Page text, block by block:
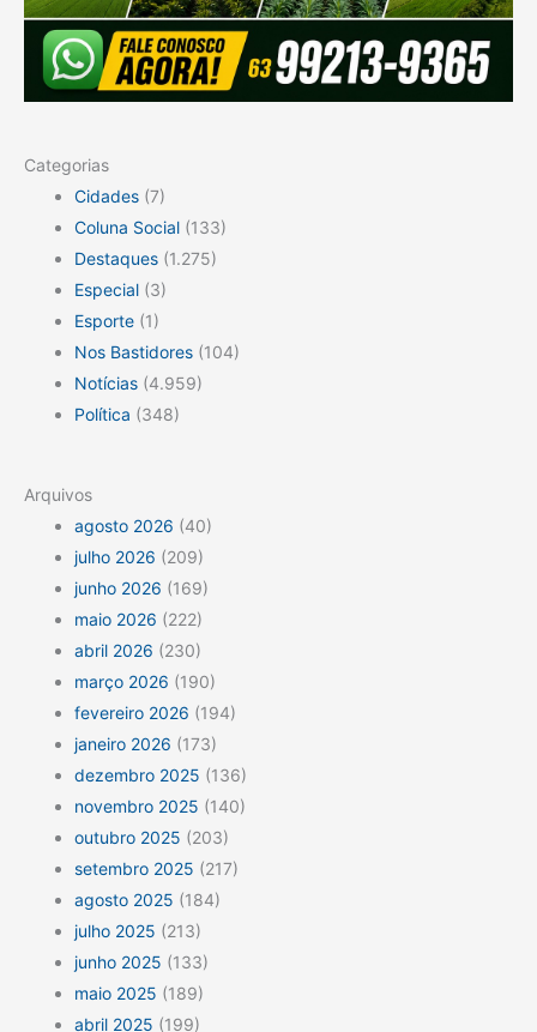
Categorias
Cidades (7)
Coluna Social (133)
Destaques (1.275)
Especial (3)
Esporte (1)
Nos Bastidores (104)
Notícias (4.959)
Política (348)
Arquivos
agosto 2026 (40)
julho 2026 (209)
junho 2026 (169)
maio 2026 (222)
abril 2026 (230)
março 2026 (190)
fevereiro 2026 (194)
janeiro 2026 (173)
dezembro 2025 (136)
novembro 2025 (140)
outubro 2025 (203)
setembro 2025 (217)
agosto 2025 (184)
julho 2025 (213)
junho 2025 (133)
maio 2025 (189)
abril 2025 (199)